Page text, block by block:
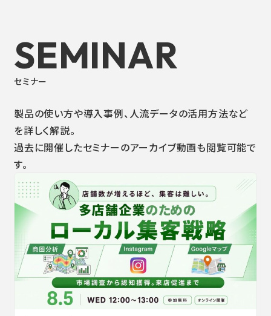
SEMINAR
セミナー
製品の使い方や導入事例、人流データの活用方法など
を詳しく解説。
過去に開催したセミナーのアーカイブ動画も閲覧可能で
す。